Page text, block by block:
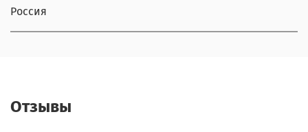
Россия
Отзывы